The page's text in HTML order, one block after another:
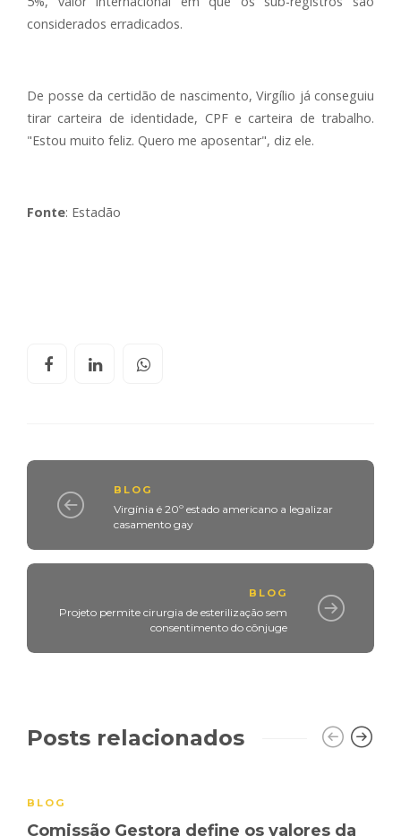
considerados erradicados.
De posse da certidão de nascimento, Virgílio já conseguiu
tirar carteira de identidade, CPF e carteira de trabalho.
"Estou muito feliz. Quero me aposentar", diz ele.
Fonte: Estadão
BLOG
Virgínia é 20º estado americano a legalizar
casamento gay
BLOG
Projeto permite cirurgia de esterilização sem
consentimento do cônjuge
Posts relacionados
BLOG
Comissão Gestora define os valores da